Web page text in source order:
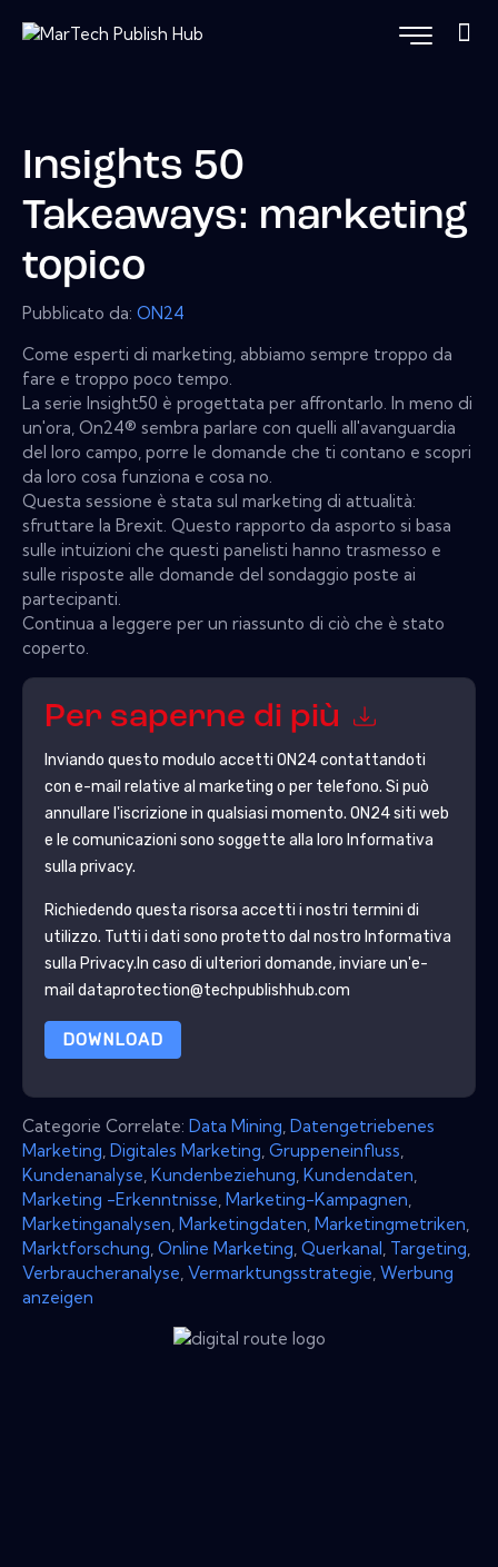
Insights 50
Takeaways: marketing
topico
Pubblicato da: ON24
Come esperti di marketing, abbiamo sempre troppo da
fare e troppo poco tempo.
La serie Insight50 è progettata per affrontarlo. In meno di
un'ora, On24® sembra parlare con quelli all'avanguardia
del loro campo, porre le domande che ti contano e scopri
da loro cosa funziona e cosa no.
Questa sessione è stata sul marketing di attualità:
sfruttare la Brexit. Questo rapporto da asporto si basa
sulle intuizioni che questi panelisti hanno trasmesso e
sulle risposte alle domande del sondaggio poste ai
partecipanti.
Continua a leggere per un riassunto di ciò che è stato
coperto.
Per saperne di più
Inviando questo modulo accetti ON24contattandoti
con e-mail relative al marketing o per telefono. Si può
annullare l'iscrizione in qualsiasi momento. ON24siti web
e le comunicazioni sono soggette alla loro Informativa
sulla privacy.
Richiedendo questa risorsa accetti i nostri termini di
utilizzo. Tutti i dati sono protetto dal nostro Informativa
sulla Privacy.In caso di ulteriori domande, inviare un'e-
mail dataprotection@techpublishhub.com
DOWNLOAD
Categorie Correlate: Data Mining Datengetriebenes
Marketing Digitales Marketing Gruppeneinfluss
Kundenanalyse Kundenbeziehung Kundendaten
Marketing -Erkenntnisse Marketing-Kampagnen
Marketinganalysen Marketingdaten Marketingmetriken
Marktforschung Online Marketing Querkanal Targeting
Verbraucheranalyse Vermarktungsstrategie Werbung
anzeigen